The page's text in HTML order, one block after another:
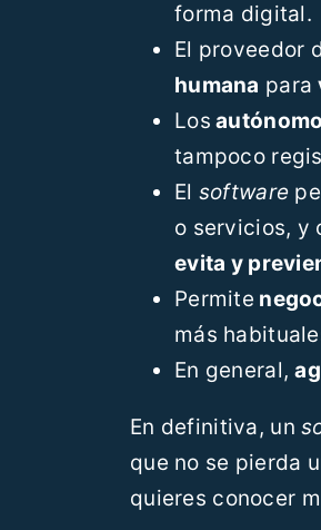
forma digital.
El proveedor
humana para
Los
tampoco
El software
o servicios, y
evita y
Permite
más
En general,
En definitiva, un
que no se pierda
quieres conocer